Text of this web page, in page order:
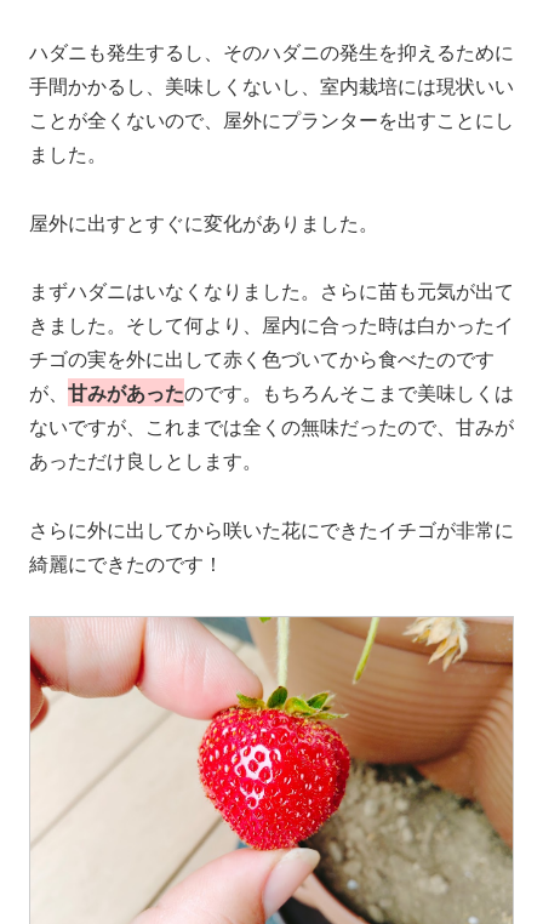
ハダニも発生するし、そのハダニの発生を抑えるために
手間かかるし、美味しくないし、室内栽培には現状いい
ことが全くないので、屋外にプランターを出すことにし
ました。
屋外に出すとすぐに変化がありました。
まずハダニはいなくなりました。さらに苗も元気が出て
きました。そして何より、屋内に合った時は白かったイ
チゴの実を外に出して赤く色づいてから食べたのです
が、 甘みがあったのです。もちろんそこまで美味しくは
ないですが、これまでは全くの無味だったので、甘みが
あっただけ良しとします。
さらに外に出してから咲いた花にできたイチゴが非常に
綺麗にできたのです！